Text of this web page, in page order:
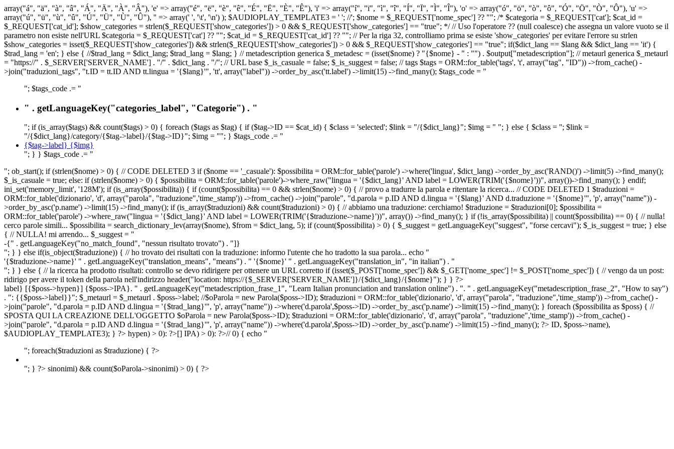
array("á", "ä", "à", "â", "Á", "Ä", "À", "Â"), 'e' => array("é", "ë", "è", "ê", "É", "Ë", "È", "Ê"), 'i' => array("í", "ï", "ì", "î", "Í", "Ï", "Ì", "Î"), 'o' => array("ó", "ö", "ò", "ô", "Ó", "Ö", "Ò", "Ô"), 'u' =>
array("ú", "ü", "ù", "û", "Ú", "Ü", "Ù", "Û"), '' => array(' ', '\t', '\n') ); $AUDIOPLAY_TEMPLATE3 = ' '; //'; $nome = $_REQUEST['nome_spec'] ?? ""; /* $categoria = $_REQUEST['cat']; $cat_id =
$_REQUEST['cat_id']; $show_categories = strlen($_REQUEST['show_categories']) > 0 && $_REQUEST['show_categories'] == "true"; */ // Uso l'operatore ?? (null coalesce) che assegna un valore vuoto se il
parametro non esiste nell'URL $categoria = $_REQUEST['cat'] ?? ""; $cat_id = $_REQUEST['cat_id'] ?? ""; // Per la riga 32, controlliamo prima se esiste 'show_categories' per evitare l'errore su strlen
$show_categories = isset($_REQUEST['show_categories']) && strlen($_REQUEST['show_categories']) > 0 && $_REQUEST['show_categories'] == "true"; if($dict_lang == $lang && $dict_lang == 'it') {
$trad_lang = 'en'; } else { //$trad_lang = $dict_lang; $trad_lang = $lang; } // metadescription generica $_metadesc = (isset($nome) ? "{$nome} - " : "") . $output["metadescription"]; // metaurl generica $_metaurl
= "https://" . $_SERVER['SERVER_NAME'] . "/" . $dict_lang . "/"; // URL base $_is_casuale = false; $_is_suggest = false; // tags $tags = ORM::for_table('tags', 't', array("tag", "ID")) ->from_cache() -
>join("traduzioni_tags", "t.ID = tt.ID AND tt.lingua = '{$lang}'", 'tt', array("label")) ->order_by_asc('tt.label') ->limit(15) ->find_many(); $tags_code = "
"; $tags_code .= "
" . getLanguageKey("categories_label", "Categorie") . "
"; if (is_array($tags) && count($tags) > 0) { foreach ($tags as $tag) { if ($tag->ID == $cat_id) { $class = 'selected'; $link = "/{$dict_lang}"; $img = " "; } else { $class = ''; $link =
"/{$dict_lang}/category/{$tag->label}/{$tag->ID}"; $img = ""; } $tags_code .= "
{$tag->label} {$img}
"; } } $tags_code .= "
"; ob_start(); if (strlen($nome) > 0) { // CODE DELETED 3 if ($nome == '_casuale'): $possibilita = ORM::for_table('parole') ->where('lingua', $dict_lang) ->order_by_asc('RAND()') ->limit(5) ->find_many();
$_is_casuale = true; else: if (strlen($nome) > 0) { $possibilita = ORM::for_table('parole')->where_raw("lingua = '{$dict_lang}' AND label = LOWER(TRIM('{$nome}'))", array())->find_many(); } endif;
ini_set('memory_limit', '128M'); if (is_array($possibilita)) { if (count($possibilita) == 0 && strlen($nome) > 0) { // provo a tradurre la parola e ritentare la ricerca... // CODE DELETED 1 $traduzioni =
ORM::for_table('dizionario', 'd', array("parola", "traduzione",'time_stamp')) ->from_cache() ->join("parole", "d.parola = p.ID AND d.lingua = '{$lang}' AND d.traduzione = '{$nome}'", 'p', array("name")) -
>order_by_asc('p.name') ->limit(15) ->find_many(); if (is_array($traduzioni) && count($traduzioni) > 0) { // abbiamo una traduzione: cerchiamo! $traduzione = $traduzioni[0]; $possibilita =
ORM::for_table('parole') ->where_raw("lingua = '{$dict_lang}' AND label = LOWER(TRIM('{$traduzione->name}'))", array()) ->find_many(); } if (!is_array($possibilita) || count($possibilita) == 0) { // nulla!
cerco parole simili... $possibilita = search_dictionary_lev(array($nome), $from = $dict_lang, 5); if (count($possibilita) > 0) { $_suggest = getLanguageKey("suggest", "forse cercavi"); $_is_suggest = true; } else
{ // NULLA! mi arrendo... $_suggest = "
-{" . getLanguageKey("no_match_found", "nessun risultato trovato") . "]}
"; } } else if(is_object($traduzione)) { // ho trovato dei risultati con la traduzione: informo l'utente che ho tradotto la sua parola... echo "
'{$traduzione->name}' " . getLanguageKey("translation_means", "means") . " '{$nome}' " . getLanguageKey("translation_in", "in italian") . "
"; } } else { // la ricerca ha prodotto risultati: controllo se devo ridirigere per ottenere un URL corretto if (isset($_POST['nome_spec']) && $_GET['nome_spec'] != $_POST['nome_spec']) { // vengo da un post:
ridirigo per avere il token della parola nell'indirizzo header("location: https://{$_SERVER['SERVER_NAME']}/{$dict_lang}/{$nome}"); } } ?>
label} [{$poss->hypen}] {$poss->IPA}. " . getLanguageKey("metadescription_frase_1", "Learn Italian pronunciation and translation online") . ". " . getLanguageKey("metadescription_frase_2", "How to say")
. ": {{$poss->label}}"; $_metaurl = $_metaurl . $poss->label; //$oParola = new Parola($poss->ID); $traduzioni = ORM::for_table('dizionario', 'd', array("parola", "traduzione",'time_stamp')) ->from_cache() -
>join("parole", "d.parola = p.ID AND d.lingua = '{$trad_lang}'", 'p', array("name")) ->where('d.parola',$poss->ID) ->order_by_asc('p.name') ->limit(15) ->find_many(); } foreach ($possibilita as $poss) { //
SPOSTA QUI LA CREAZIONE DELL'OGGETTO $oParola = new Parola($poss->ID); $traduzioni = ORM::for_table('dizionario', 'd', array("parola", "traduzione",'time_stamp')) ->from_cache() -
>join("parole", "d.parola = p.ID AND d.lingua = '{$trad_lang}'", 'p', array("name")) ->where('d.parola',$poss->ID) ->order_by_asc('p.name') ->limit(15) ->find_many(); ?> ID, $poss->name),
$AUDIOPLAY_TEMPLATE3); } ?> hypen) > 0): ?>[] IPA) > 0): ?>// 0) { echo "
"; foreach($traduzioni as $traduzione) { ?>
"; } ?> sinonimi) && count($oParola->sinonimi) > 0) { ?>